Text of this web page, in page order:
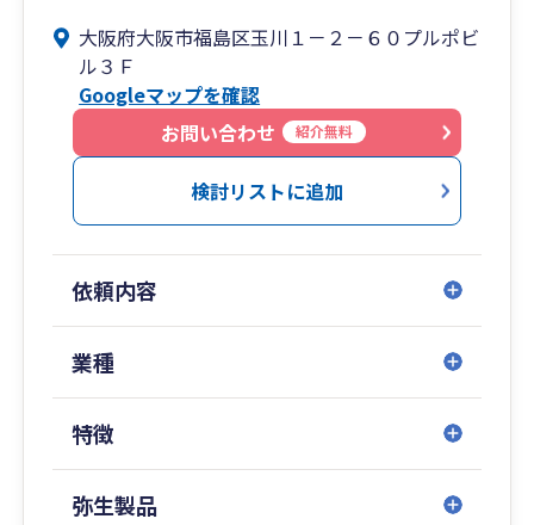
したその瞬間からより良きパートナーとしての時
間を大切にしてまいります。
記帳指導→監査→経営助言→税務申告という一連
の流れの中で、どの段階からでもご支援させてい
ただきます。まずはお気軽にお声がけください。
大阪府大阪市福島区玉川１－２－６０プルポビ
ル３Ｆ
Googleマップを確認
お問い合わせ
紹介無料
検討リストに追加
依頼内容
業種
特徴
弥生製品